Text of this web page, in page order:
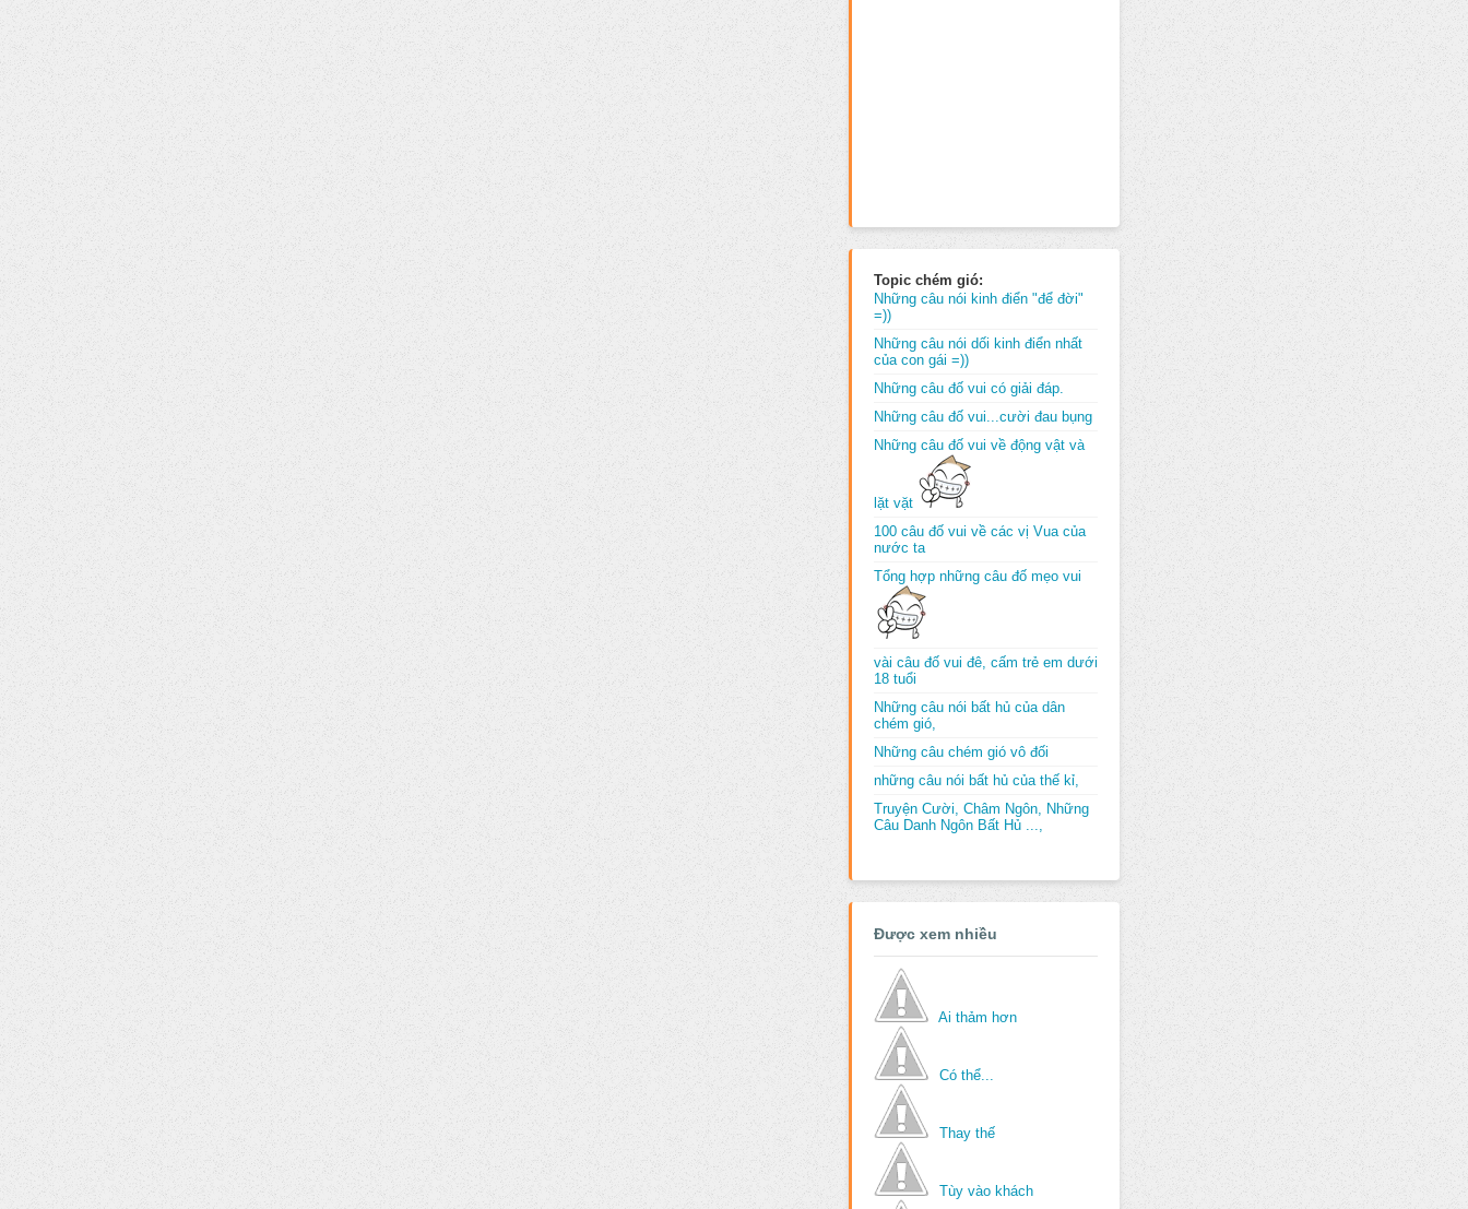
Topic chém gió:
Những câu nói kinh điển "để đời"
=))
Những câu nói dối kinh điển nhất
của con gái =))
Những câu đố vui có giải đáp.
Những câu đố vui...cười đau bụng
Những câu đố vui về động vật và
lặt vặt
100 câu đố vui về các vị Vua của
nước ta
Tổng hợp những câu đố mẹo vui
vài câu đố vui đê, cấm trẻ em dưới
18 tuổi
Những câu nói bất hủ của dân
chém gió,
Những câu chém gió vô đối
những câu nói bất hủ của thế kỉ,
Truyện Cười, Châm Ngôn, Những
Câu Danh Ngôn Bất Hủ ...,
Được xem nhiều
Ai thảm hơn
Có thể...
Thay thế
Tùy vào khách